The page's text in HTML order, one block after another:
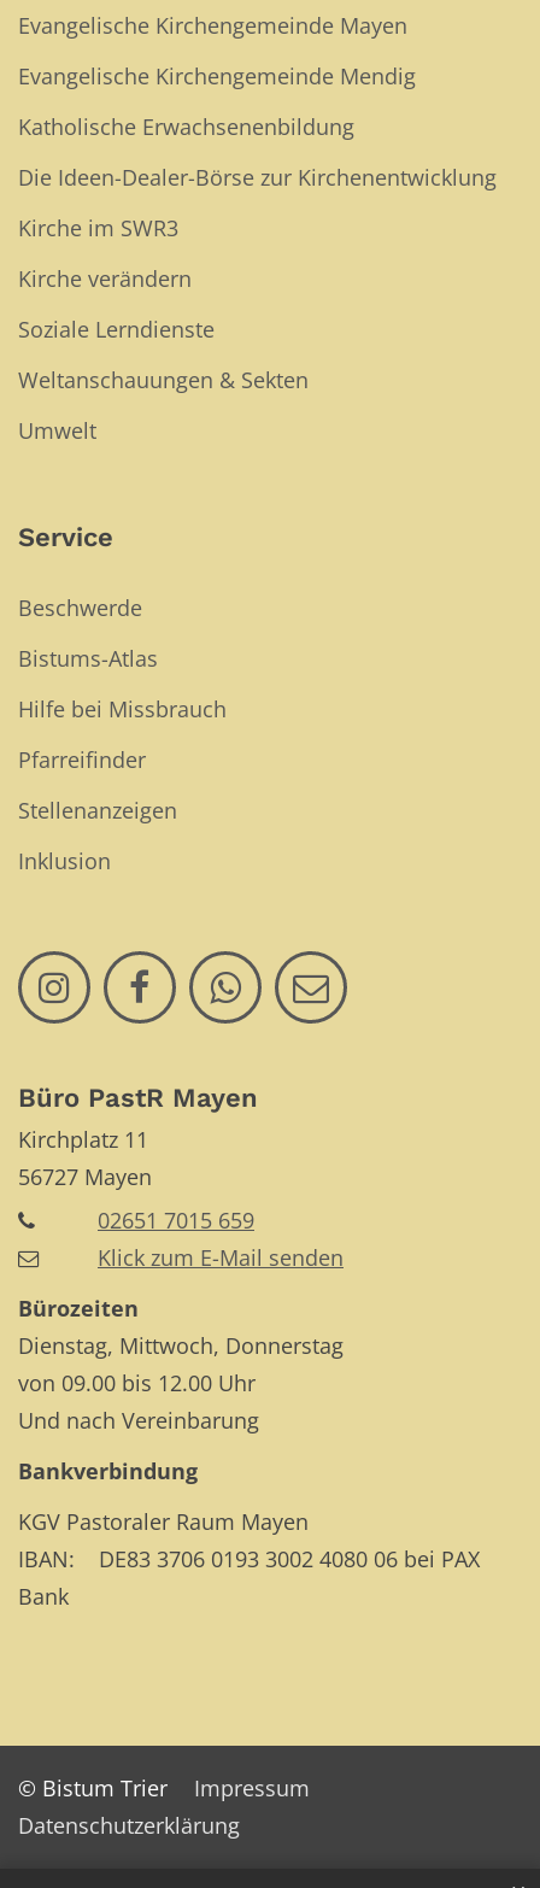
Evangelische Kirchengemeinde Mayen
Evangelische Kirchengemeinde Mendig
Katholische Erwachsenenbildung
Die Ideen-Dealer-Börse zur Kirchenentwicklung
Kirche im SWR3
Kirche verändern
Soziale Lerndienste
Weltanschauungen & Sekten
Umwelt
Service
Beschwerde
Bistums-Atlas
Hilfe bei Missbrauch
Pfarreifinder
Stellenanzeigen
Inklusion
Büro PastR Mayen
Kirchplatz 11
56727 Mayen
02651 7015 659
Klick zum E-Mail senden
Bürozeiten
Dienstag, Mittwoch, Donnerstag
von 09.00 bis 12.00 Uhr
Und nach Vereinbarung
Bankverbindung
KGV Pastoraler Raum Mayen
IBAN: DE83 3706 0193 3002 4080 06 bei PAX
Bank
© Bistum Trier
Impressum
Datenschutzerklärung